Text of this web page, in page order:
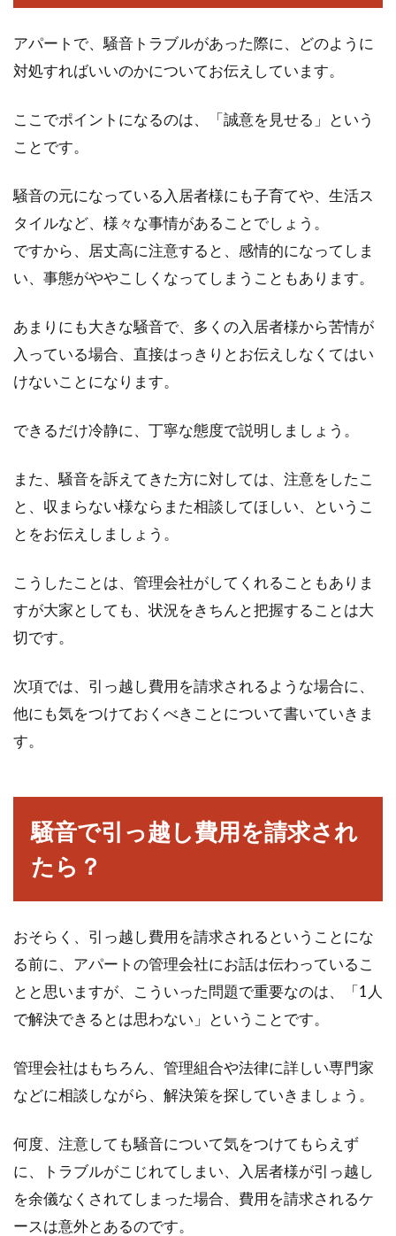
アパートで、騒音トラブルがあった際に、どのように
対処すればいいのかについてお伝えしています。
ここでポイントになるのは、「誠意を見せる」という
ことです。
騒音の元になっている入居者様にも子育てや、生活ス
タイルなど、様々な事情があることでしょう。
ですから、居丈高に注意すると、感情的になってしま
い、事態がややこしくなってしまうこともあります。
あまりにも大きな騒音で、多くの入居者様から苦情が
入っている場合、直接はっきりとお伝えしなくてはい
けないことになります。
できるだけ冷静に、丁寧な態度で説明しましょう。
また、騒音を訴えてきた方に対しては、注意をしたこ
と、収まらない様ならまた相談してほしい、というこ
とをお伝えしましょう。
こうしたことは、管理会社がしてくれることもありま
すが大家としても、状況をきちんと把握することは大
切です。
次項では、引っ越し費用を請求されるような場合に、
他にも気をつけておくべきことについて書いていきま
す。
騒音で引っ越し費用を請求され
たら？
おそらく、引っ越し費用を請求されるということにな
る前に、アパートの管理会社にお話は伝わっているこ
とと思いますが、こういった問題で重要なのは、「1人
で解決できるとは思わない」ということです。
管理会社はもちろん、管理組合や法律に詳しい専門家
などに相談しながら、解決策を探していきましょう。
何度、注意しても騒音について気をつけてもらえず
に、トラブルがこじれてしまい、入居者様が引っ越し
を余儀なくされてしまった場合、費用を請求されるケ
ースは意外とあるのです。